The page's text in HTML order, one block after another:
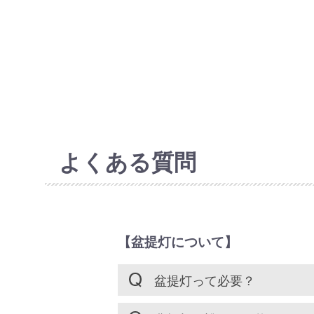
よくある質問
【盆提灯について】
盆提灯って必要？